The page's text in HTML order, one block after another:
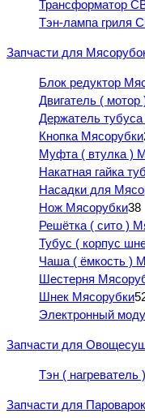
Трансформатор
Тэн-лампа гриля
Запчасти для
Блок редуктор
Двигатель (
Держатель
Кнопка Мясорубки
Муфта ( втулка )
Накатная гайка
Насадки для
Нож Мясорубки38
Решётка ( сито )
Тубус ( корпус
Чаша ( ёмкость )
Шестерня
Шнек Мясорубки
Электронный
Запчасти для
Тэн (
Запчасти для